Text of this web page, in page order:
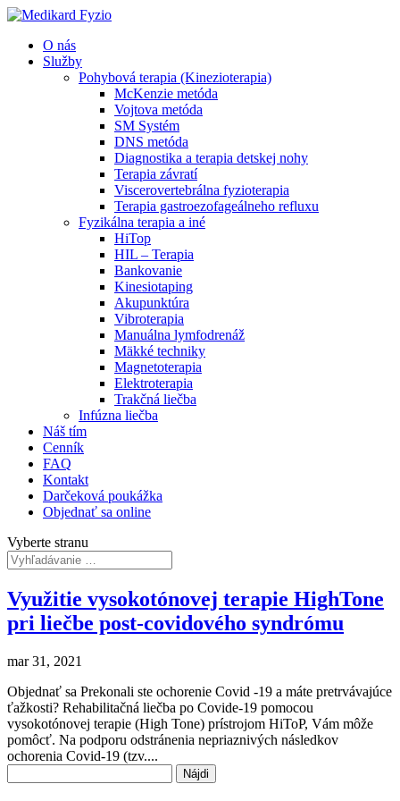
O nás
Služby
Pohybová terapia (Kinezioterapia)
McKenzie metóda
Vojtova metóda
SM Systém
DNS metóda
Diagnostika a terapia detskej nohy
Terapia závratí
Viscerovertebrálna fyzioterapia
Terapia gastroezofageálneho refluxu
Fyzikálna terapia a iné
HiTop
HIL – Terapia
Bankovanie
Kinesiotaping
Akupunktúra
Vibroterapia
Manuálna lymfodrenáž
Mäkké techniky
Magnetoterapia
Elektroterapia
Trakčná liečba
Infúzna liečba
Náš tím
Cenník
FAQ
Kontakt
Darčeková poukážka
Objednať sa online
Vyberte stranu
Využitie vysokotónovej terapie HighTone
pri liečbe post-covidového syndrómu
mar 31, 2021
Objednať sa Prekonali ste ochorenie Covid -19 a máte pretrvávajúce
ťažkosti? Rehabilitačná liečba po Covide-19 pomocou
vysokotónovej terapie (High Tone) prístrojom HiToP, Vám môže
pomôcť. Na podporu odstránenia nepriaznivých následkov
ochorenia Covid-19 (tzv....